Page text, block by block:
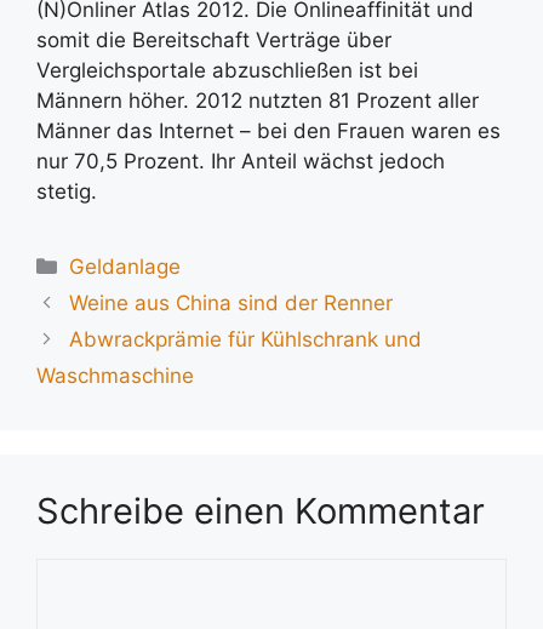
(N)Onliner Atlas 2012. Die Onlineaffinität und
somit die Bereitschaft Verträge über
Vergleichsportale abzuschließen ist bei
Männern höher. 2012 nutzten 81 Prozent aller
Männer das Internet – bei den Frauen waren es
nur 70,5 Prozent. Ihr Anteil wächst jedoch
stetig.
Kategorien
Geldanlage
Weine aus China sind der Renner
Abwrackprämie für Kühlschrank und
Waschmaschine
Schreibe einen Kommentar